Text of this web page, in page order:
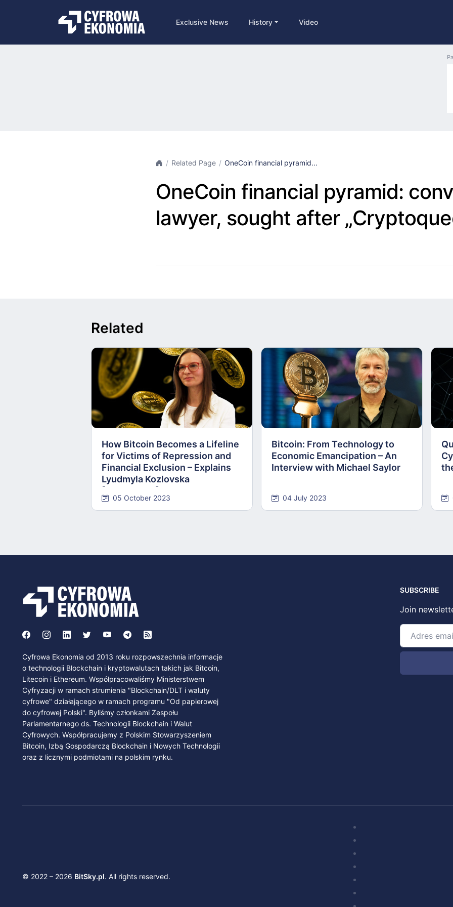
Exclusive News History Video
Related Page OneCoin financial pyramid...
OneCoin financial pyramid:
lawyer, sought after
Related
How Bitcoin Becomes a Lifeline
for Victims of Repression and
Financial Exclusion – Explains
Lyudmyla Kozlovska
05 October 2023
Bitcoin: From Technology to
Economic Emancipation – An
Interview with Michael Saylor
04 July 2023
Cyfrowa Ekonomia od 2013 roku rozpowszechnia informacje
o technologii Blockchain i kryptowalutach takich jak Bitcoin,
Litecoin i Ethereum. Współpracowaliśmy Ministerstwem
Cyfryzacji w ramach strumienia "Blockchain/DLT i waluty
cyfrowe" działającego w ramach programu "Od papierowej
do cyfrowej Polski". Byliśmy członkami Zespołu
Parlamentarnego ds. Technologii Blockchain i Walut
Cyfrowych. Współpracujemy z Polskim Stowarzyszeniem
Bitcoin, Izbą Gospodarczą Blockchain i Nowych Technologii
oraz z licznymi podmiotami na polskim rynku.
SUBSCRIBE
Join
© 2022 – 2026 BitSky.pl. All rights reserved.